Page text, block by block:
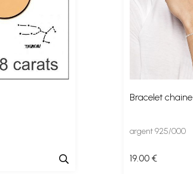
Bracelet chaine
argent 925/000
19.00 €